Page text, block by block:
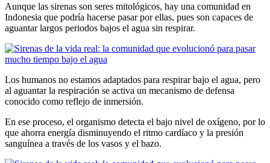
Aunque las sirenas son seres mitológicos, hay una comunidad en
Indonesia que podría hacerse pasar por ellas, pues son capaces de
aguantar largos periodos bajos el agua sin respirar.
Los humanos no estamos adaptados para respirar bajo el agua, pero
al aguantar la respiración se activa un mecanismo de defensa
conocido como reflejo de inmersión.
En ese proceso, el organismo detecta el bajo nivel de oxígeno, por lo
que ahorra energía disminuyendo el ritmo cardíaco y la presión
sanguínea a través de los vasos y el bazo.